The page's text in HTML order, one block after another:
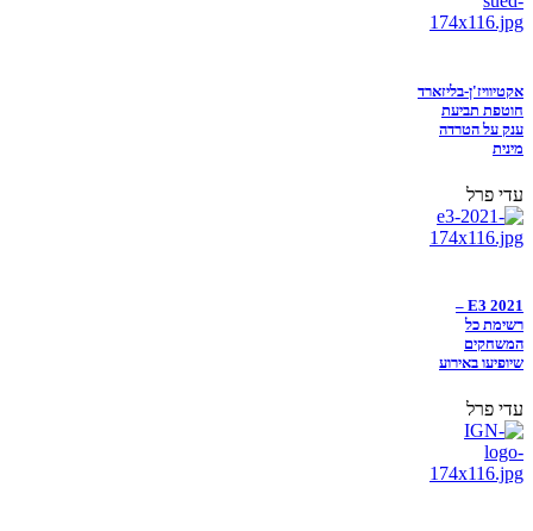
אקטיוויז'ן-בליזארד
חוטפת תביעת
ענק על הטרדה
מינית
עדי פרל
E3 2021 –
רשימת כל
המשחקים
שיופיעו באירוע
עדי פרל